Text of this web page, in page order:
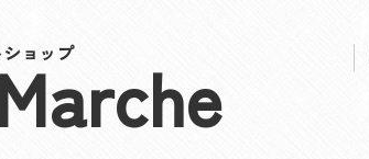
ョップ